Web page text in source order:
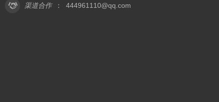
渠道合作 ： 444961110@qq.com